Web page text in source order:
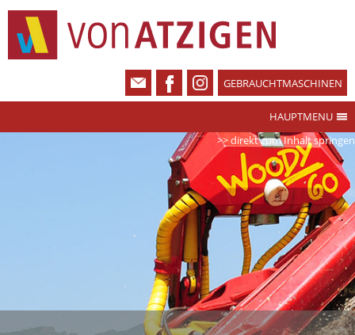
GEBRAUCHTMASCHINEN
HAUPTMENU
>> direkt zum Inhalt springen